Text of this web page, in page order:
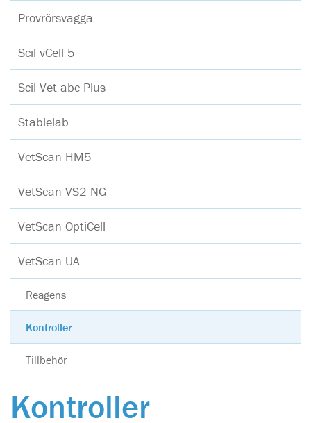
Provrörsvagga
Scil vCell 5
Scil Vet abc Plus
Stablelab
VetScan HM5
VetScan VS2 NG
VetScan OptiCell
VetScan UA
Reagens
Kontroller
Tillbehör
Kontroller